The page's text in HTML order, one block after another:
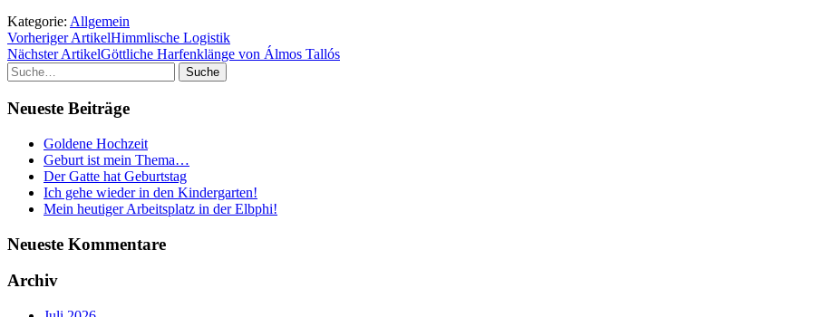
Kategorie: Allgemein
Vorheriger ArtikelHimmlische Logistik
Nächster ArtikelGöttliche Harfenklänge von Álmos Tallós
Suche
Neueste Beiträge
Goldene Hochzeit
Geburt ist mein Thema…
Der Gatte hat Geburtstag
Ich gehe wieder in den Kindergarten!
Mein heutiger Arbeitsplatz in der Elbphi!
Neueste Kommentare
Archiv